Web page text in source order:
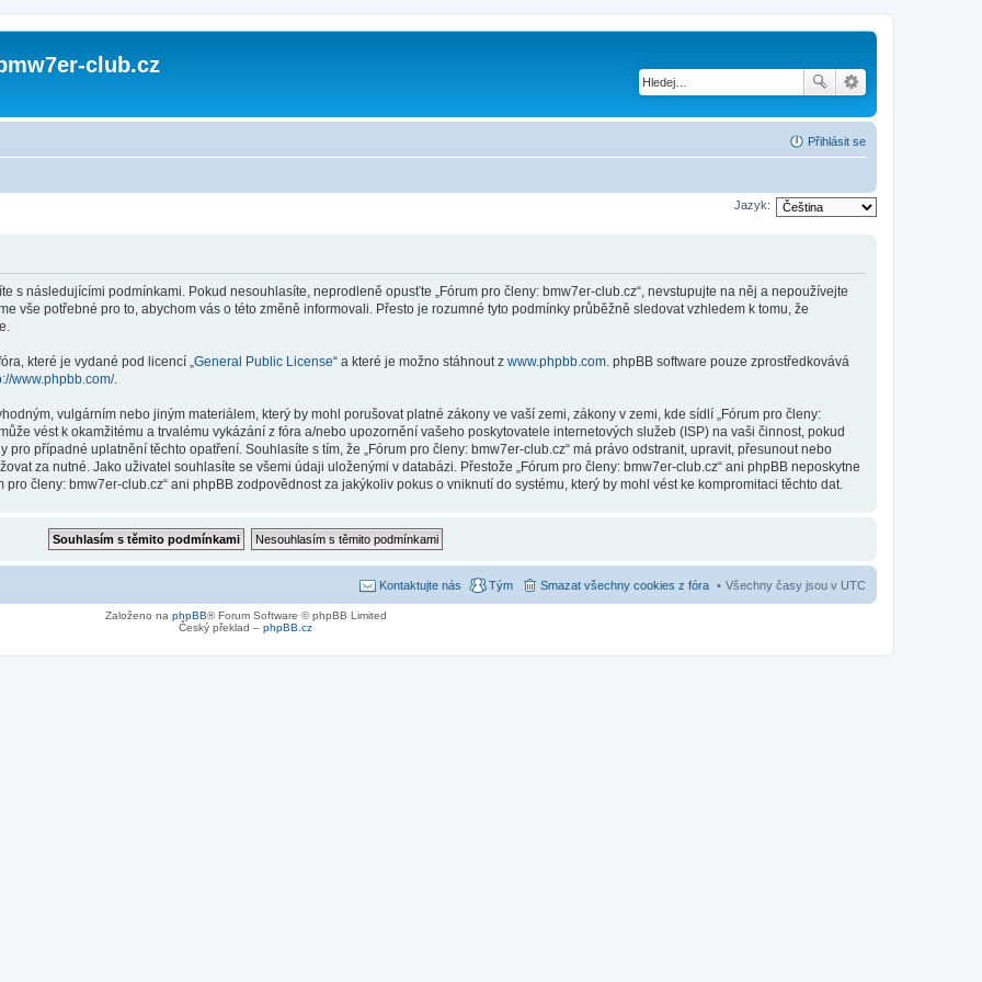
club.cz
Přihlásit se
Jazyk:
s následujícími podmínkami. Pokud nesouhlasíte, neprodleně opusťte „Fórum pro členy: bmw7er-club.cz“, nevstupujte na něj a nepoužívejte
vše potřebné pro to, abychom vás o této změně informovali. Přesto je rozumné tyto podmínky průběžně sledovat vzhledem k tomu, že
které je vydané pod licencí „General Public License“ a které je možno stáhnout z www.phpbb.com. phpBB software pouze zprostředkovává
www.phpbb.com/.
vulgárním nebo jiným materiálem, který by mohl porušovat platné zákony ve vaší zemi, zákony v zemi, kde sídlí „Fórum pro členy:
vést k okamžitému a trvalému vykázání z fóra a/nebo upozornění vašeho poskytovatele internetových služeb (ISP) na vaši činnost, pokud
případné uplatnění těchto opatření. Souhlasíte s tím, že „Fórum pro členy: bmw7er-club.cz“ má právo odstranit, upravit, přesunout nebo
za nutné. Jako uživatel souhlasíte se všemi údaji uloženými v databázi. Přestože „Fórum pro členy: bmw7er-club.cz“ ani phpBB neposkytne
členy: bmw7er-club.cz“ ani phpBB zodpovědnost za jakýkoliv pokus o vniknutí do systému, který by mohl vést ke kompromitaci těchto dat.
Všechny časy jsou v UTC
Smazat všechny cookies z fóra
Tým
Kontaktujte nás
Založeno na phpBB® Forum Software © phpBB Limited
Český překlad – phpBB.cz